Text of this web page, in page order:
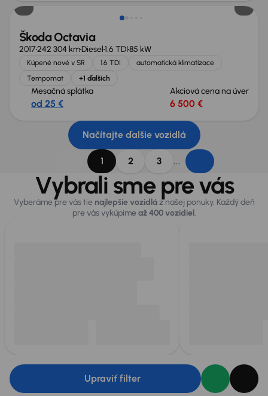
Škoda Octavia
2017242 304 kmDiesel1.6 TDI85 kW
Kúpené nové v SR 1.6 TDI
automatická klimatizace
Tempomat
+1 ďalších
Mesačná splátka
od 25 €
Akciová cena na úver
6 500 €
Načítajte ďalšie vozidlá
1 2 3 ...
Vybrali sme pre vás
Vyberáme pre vás tie najlepšie vozidláz našej ponuky. Každý deň
pre vás vykúpimeaž 400 vozidiel.
Upraviť filter